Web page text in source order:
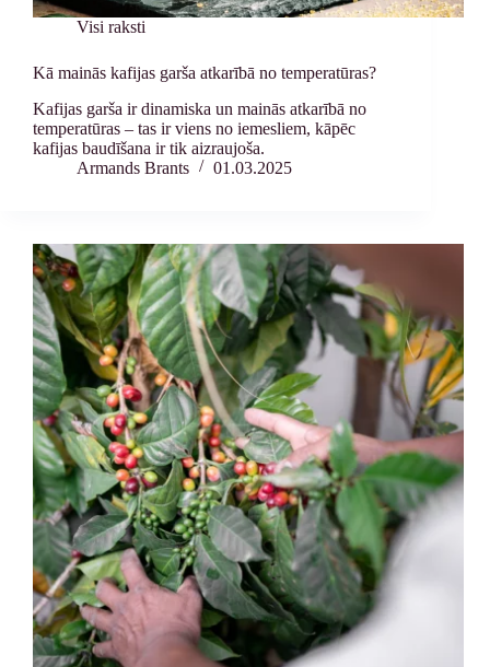
Visi raksti
Kā mainās kafijas garša atkarībā no temperatūras?
Kafijas garša ir dinamiska un mainās atkarībā no
temperatūras – tas ir viens no iemesliem, kāpēc
kafijas baudīšana ir tik aizraujoša.
Armands Brants
01.03.2025